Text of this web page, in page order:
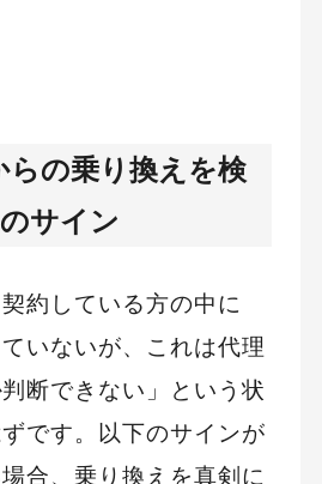
らの乗り換えを検
サイン
約している方の中に
いないが、これは代理
断できない」という状
です。以下のサインが
合、乗り換えを真剣に